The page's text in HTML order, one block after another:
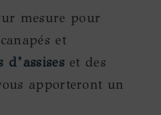
mesure pour
et
d’assiseset des
apporteront un